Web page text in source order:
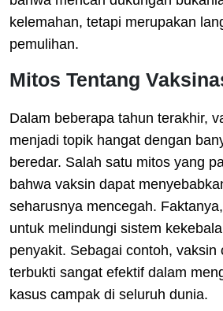
kelemahan, tetapi merupakan
pemulihan.
Mitos Tentang
Dalam beberapa tahun terakhir,
menjadi topik hangat dengan
beredar. Salah satu mitos yang
bahwa vaksin dapat
seharusnya mencegah.
untuk melindungi sistem
penyakit. Sebagai contoh, vaksin
terbukti sangat efektif dalam
kasus campak di seluruh dunia.